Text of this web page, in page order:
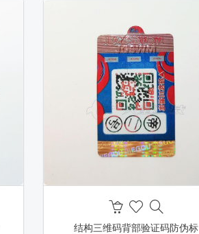
结构三维码背部验证码防伪标